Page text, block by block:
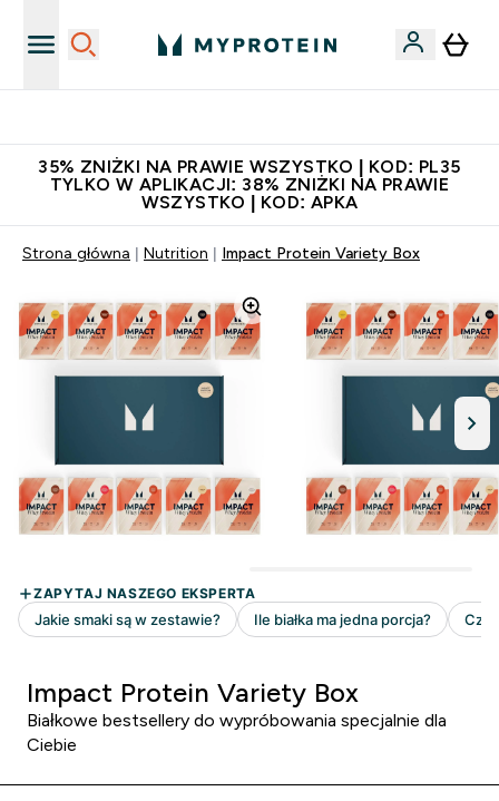
35% ZNIŻKI NA PRAWIE WSZYSTKO | KOD: PL35
TYLKO W APLIKACJI: 38% ZNIŻKI NA PRAWIE
WSZYSTKO | KOD: APKA
Strona główna Nutrition Impact Protein Variety Box
Impact Protein Variety Box
Białkowe bestsellery do wypróbowania specjalnie dla
Ciebie